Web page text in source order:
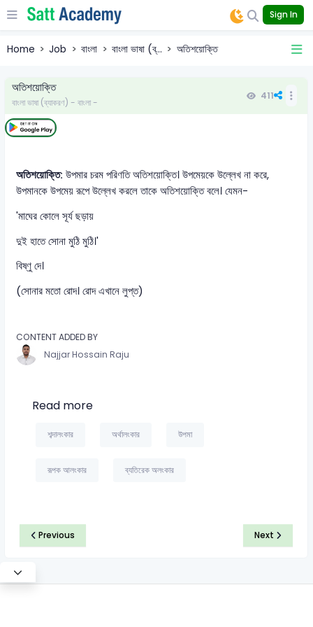
Sign In
Home Job বাংলা বাংলা ভাষা (ব্... অতিশয়োক্তি
অতিশয়োক্তি
বাংলা ভাষা (ব্যাকরণ) - বাংলা -
411
অতিশয়োক্তি: উপমার চরম পরিণতি অতিশয়োক্তি। উপমেয়কে উল্লেখ না করে,
উপমানকে উপমেয় রূপে উল্লেখ করলে তাকে অতিশয়োক্তি বলে। যেমন-
'মাঘের কোলে সূর্য ছড়ায়
দুই হাতে সোনা মুঠি মুঠি।'
বিষ্ণু দে।
(সোনার মতো রোদ। রোদ এখানে লুপ্ত)
CONTENT ADDED BY
Najjar Hossain Raju
Read more
শব্দালংকার অর্থালংকার উপমা
রূপক আলংকার ব্যতিরেক অলংকার
Previous Next